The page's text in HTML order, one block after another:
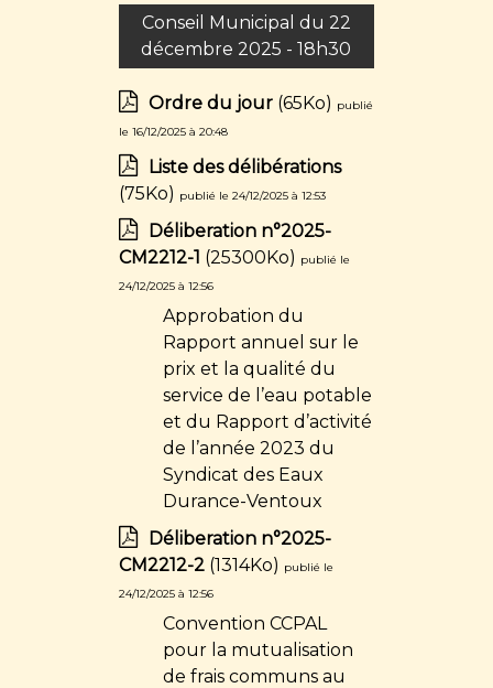
Conseil Municipal du 22
décembre 2025 - 18h30
Ordre du jour (65Ko) publié
le 16/12/2025 à 20:48
Liste des délibérations
(75Ko) publié le 24/12/2025 à 12:53
Déliberation n°2025-
CM2212-1 (25300Ko) publié le
24/12/2025 à 12:56
Approbation du
Rapport annuel sur le
prix et la qualité du
service de l’eau potable
et du Rapport d’activité
de l’année 2023 du
Syndicat des Eaux
Durance-Ventoux
Déliberation n°2025-
CM2212-2(1314Ko) publié le
24/12/2025 à 12:56
Convention CCPAL
pour la mutualisation
de frais communs au